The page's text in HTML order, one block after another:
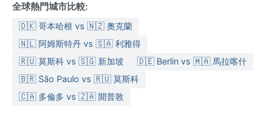
全球熱門城市比較:
🇩🇰 哥本哈根 vs 🇳🇿 奧克蘭
🇳🇱 阿姆斯特丹 vs 🇸🇦 利雅得
🇷🇺 莫斯科 vs 🇸🇬 新加坡
🇩🇪 Berlin vs 🇲🇦 馬拉喀什
🇧🇷 São Paulo vs 🇷🇺 莫斯科
🇨🇦 多倫多 vs 🇿🇦 開普敦